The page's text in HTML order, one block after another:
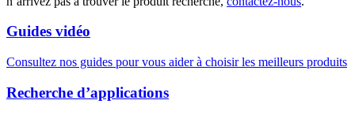
Guides vidéo
Consultez nos guides pour vous aider à choisir les meilleurs produits
Recherche d’applications